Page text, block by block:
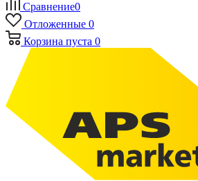
Сравнение0
Отложенные 0
Корзина пуста 0